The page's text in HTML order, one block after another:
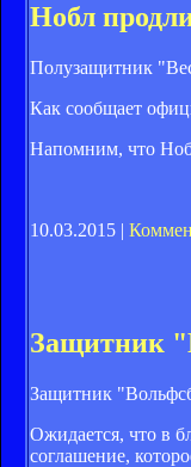
Нобл
Полузащитник
Как сообщает
Напомним, что
10.03.2015 |
Защитник
Защитник
Ожидается, что в
соглашение,